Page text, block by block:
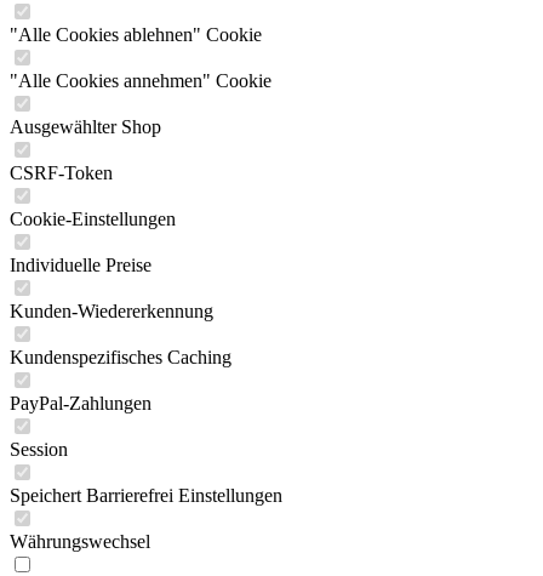
"Alle Cookies ablehnen" Cookie
"Alle Cookies annehmen" Cookie
Ausgewählter Shop
CSRF-Token
Cookie-Einstellungen
Individuelle Preise
Kunden-Wiedererkennung
Kundenspezifisches Caching
PayPal-Zahlungen
Session
Speichert Barrierefrei Einstellungen
Währungswechsel